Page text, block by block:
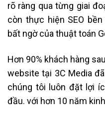
rõ ràng qua từng giai
còn thực hiện SEO
bất ngờ của thuật toán
Hơn 90% khách hàng
website tại 3C Media
chúng tôi luôn đặt lợi
đầu. với hơn 10 năm